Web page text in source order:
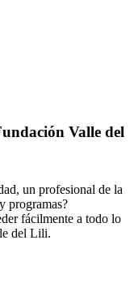
Valle del
un profesional de la
programas?
fácilmente a todo lo
del Lili.